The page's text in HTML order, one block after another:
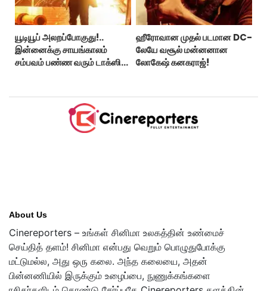
யூடியூப் அலறப்போகுது!..
இன்னைக்கு சாயங்காலம்
சம்பவம் பண்ண வரும் டாக்ஸிக்
ஹீரோவான முதல் படமான DC-
லேயே வசூல் மன்னனான
லோகேஷ் கனகராஜ்!
About Us
Cinereporters – உங்கள் சினிமா உலகத்தின் உண்மைச்
செய்தித் தளம்! சினிமா என்பது வெறும் பொழுதுபோக்கு
மட்டுமல்ல, அது ஒரு கலை. அந்த கலையை, அதன்
பின்னணியில் இருக்கும் உழைப்பை, நுணுக்கங்களை